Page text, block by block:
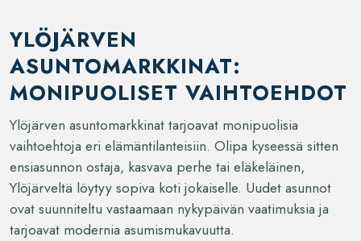
YLÖJÄRVEN
ASUNTOMARKKINAT:
MONIPUOLISET VAIHTOEHDOT
Ylöjärven asuntomarkkinat tarjoavat monipuolisia
vaihtoehtoja eri elämäntilanteisiin. Olipa kyseessä sitten
ensiasunnon ostaja, kasvava perhe tai eläkeläinen,
Ylöjärveltä löytyy sopiva koti jokaiselle. Uudet asunnot
ovat suunniteltu vastaamaan nykypäivän vaatimuksia ja
tarjoavat modernia asumismukavuutta.